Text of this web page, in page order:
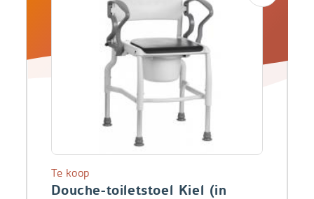
Douche-toiletstoel Kiel (in
Te koop